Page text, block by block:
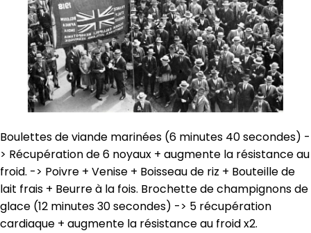
Boulettes de viande marinées (6 minutes 40 secondes) -
> Récupération de 6 noyaux + augmente la résistance au
froid. -> Poivre + Venise + Boisseau de riz + Bouteille de
lait frais + Beurre à la fois. Brochette de champignons de
glace (12 minutes 30 secondes) -> 5 récupération
cardiaque + augmente la résistance au froid x2.